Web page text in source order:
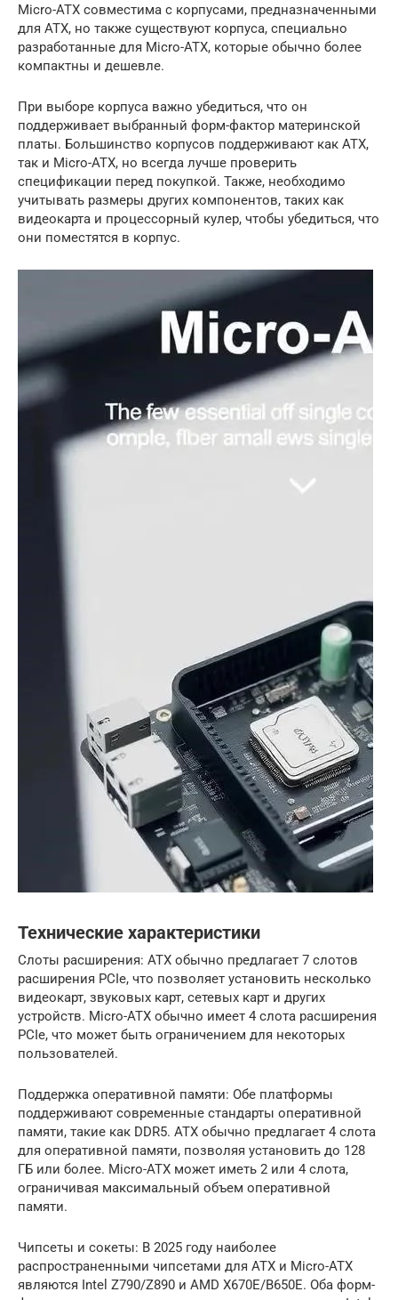
Micro-ATX совместима с корпусами, предназначенными
для ATX, но также существуют корпуса, специально
разработанные для Micro-ATX, которые обычно более
компактны и дешевле.
При выборе корпуса важно убедиться, что он
поддерживает выбранный форм-фактор материнской
платы. Большинство корпусов поддерживают как ATX,
так и Micro-ATX, но всегда лучше проверить
спецификации перед покупкой. Также, необходимо
учитывать размеры других компонентов, таких как
видеокарта и процессорный кулер, чтобы убедиться, что
они поместятся в корпус.
Технические характеристики
Слоты расширения: ATX обычно предлагает 7 слотов
расширения PCIe, что позволяет установить несколько
видеокарт, звуковых карт, сетевых карт и других
устройств. Micro-ATX обычно имеет 4 слота расширения
PCIe, что может быть ограничением для некоторых
пользователей.
Поддержка оперативной памяти: Обе платформы
поддерживают современные стандарты оперативной
памяти, такие как DDR5. ATX обычно предлагает 4 слота
для оперативной памяти, позволяя установить до 128
ГБ или более. Micro-ATX может иметь 2 или 4 слота,
ограничивая максимальный объем оперативной
памяти.
Чипсеты и сокеты: В 2025 году наиболее
распространенными чипсетами для ATX и Micro-ATX
являются Intel Z790/Z890 и AMD X670E/B650E. Оба форм-